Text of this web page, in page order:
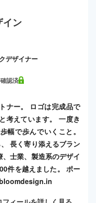
ン
デザイナー
認済
ナー。 ロゴは完成品で
考えています。 一度き
幅で歩んでいくこと。
長く寄り添えるブラン
、士業、製造系のデザイ
件を越えました。 ポー
bloomdesign.in